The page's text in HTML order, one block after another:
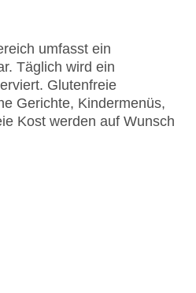
umfasst ein
Täglich wird ein
Glutenfreie
Gerichte, Kindermenüs,
Kost werden auf Wunsch